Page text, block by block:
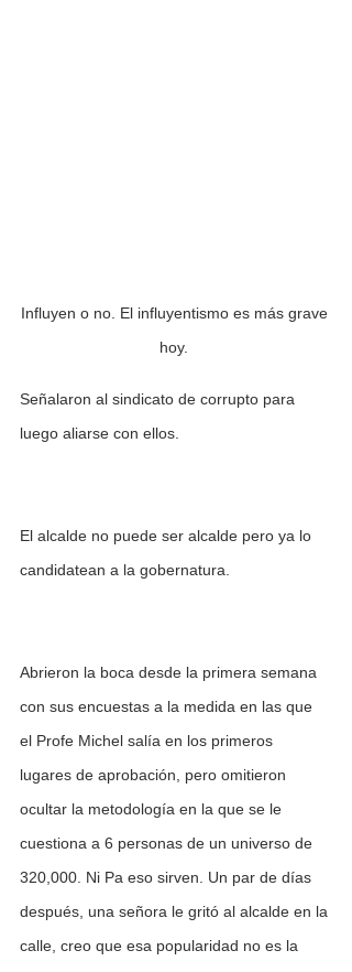
Influyen o no. El influyentismo es más grave
hoy.
Señalaron al sindicato de corrupto para
luego aliarse con ellos.
El alcalde no puede ser alcalde pero ya lo
candidatean a la gobernatura.
Abrieron la boca desde la primera semana
con sus encuestas a la medida en las que
el Profe Michel salía en los primeros
lugares de aprobación, pero omitieron
ocultar la metodología en la que se le
cuestiona a 6 personas de un universo de
320,000. Ni Pa eso sirven. Un par de días
después, una señora le gritó al alcalde en la
calle, creo que esa popularidad no es la